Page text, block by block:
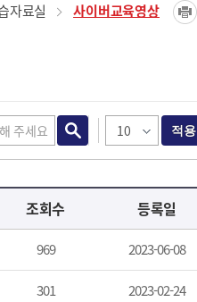
자료실 사이버교육영상
적용
조회수 등록일
969 2023-06-08
301 2023-02-24